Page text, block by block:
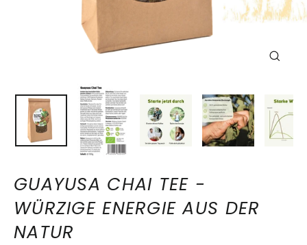
GUAYUSA CHAI TEE -
WÜRZIGE ENERGIE AUS DER
NATUR